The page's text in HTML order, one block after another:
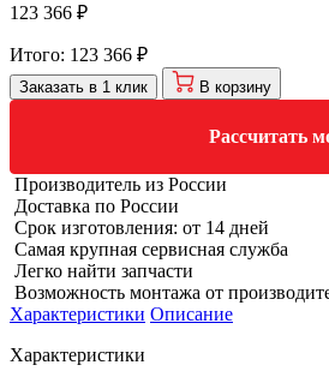
123 366 ₽
Итого: 123 366 ₽
Заказать в 1 клик В корзину
Рассчитать
Производитель из России
Доставка по России
Срок изготовления: от 14 дней
Самая крупная сервисная служба
Легко найти запчасти
Возможность монтажа от
Характеристики Описание
Характеристики